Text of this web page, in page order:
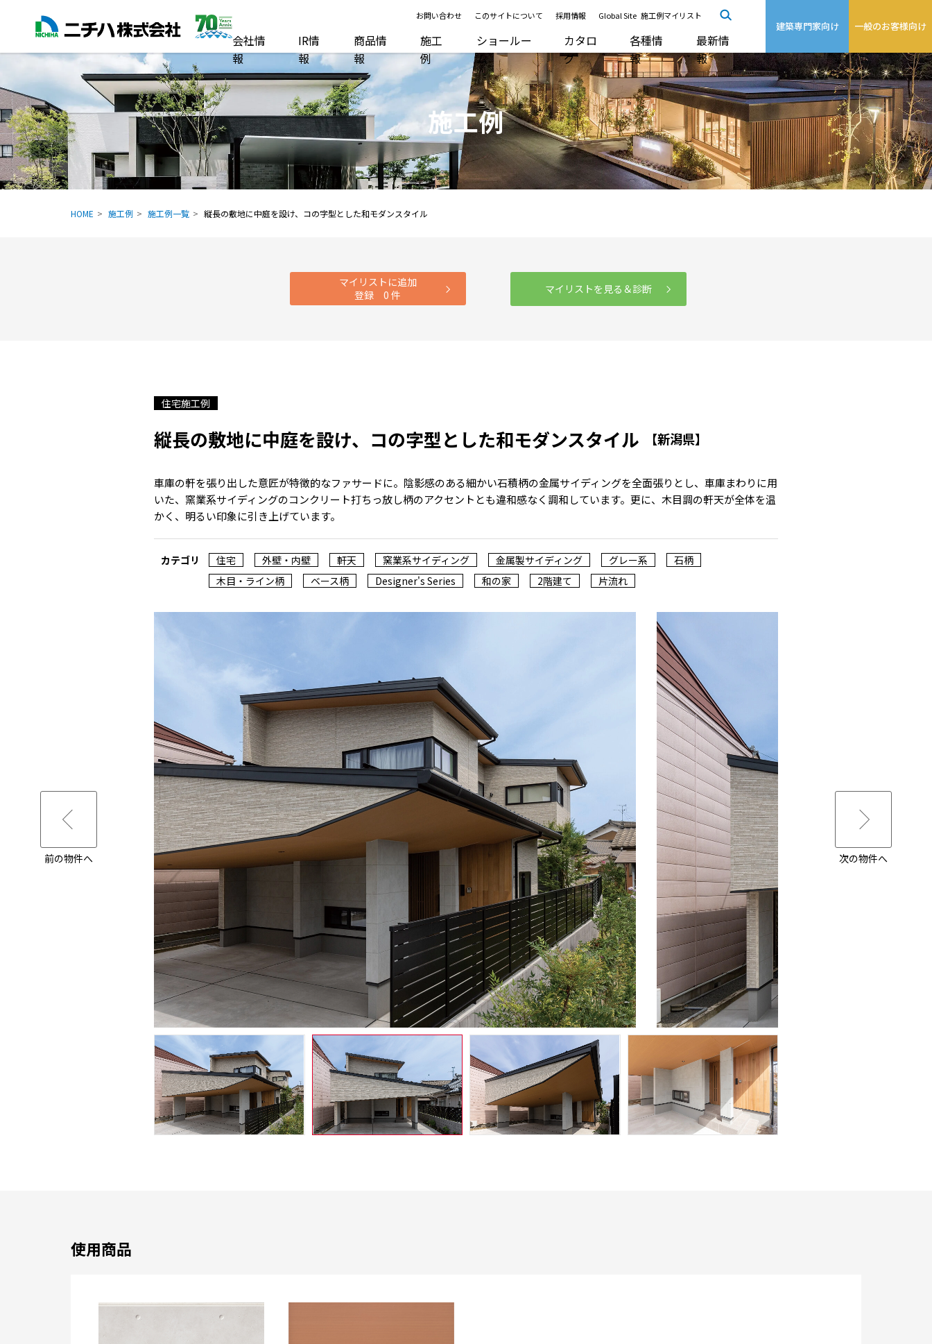
お問い合わせ このサイトについて 採用情報 Global Site 施工例マイリスト
会社情
報
IR情
報
商品情
報
施工
例
ショールー
ム
カタロ
グ
各種情
報
最新情
報
建築専門家向け 一般のお客様向け
施工例
HOME 施工例 施工例一覧 縦長の敷地に中庭を設け、コの字型とした和モダンスタイル
マイリストに追加
登録0 件 マイリストを見る＆診断
住宅施工例
縦長の敷地に中庭を設け、コの字型とした和モダンスタイル 【新潟県】
車庫の軒を張り出した意匠が特徴的なファサードに。陰影感のある細かい石積柄の金属サイディングを全面張りとし、車庫まわりに用
いた、窯業系サイディングのコンクリート打ちっ放し柄のアクセントとも違和感なく調和しています。更に、木目調の軒天が全体を温
かく、明るい印象に引き上げています。
カテゴリ 住宅 外壁・内壁 軒天 窯業系サイディング 金属製サイディング グレー系
石柄
木目・ライン柄
ベース柄 Designer's Series 和の家 2階建て 片流れ
前の物件へ 次の物件へ
使用商品